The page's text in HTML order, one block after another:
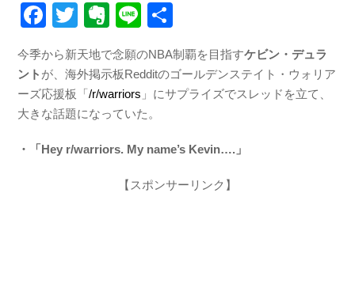
F
c
e
b
o
T
tt
er
E
er
n
ot
e
Li
e
今季から新天地で念願のNBA制覇を目指すケビン・デュラ
ント が、海外掲示板Redditのゴールデンステイト・ウォリア
ーズ応援板「/r/warriors 」にサプライズでスレッドを立て、
大きな話題になっていた。
・「Hey r/warriors. My name’s Kevin….」
【スポンサーリンク】